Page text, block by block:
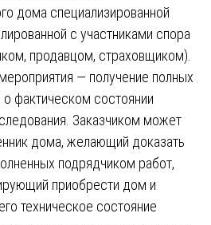
дома специализированной
с участниками спора
продавцом, страховщиком).
— получение полных
фактическом состоянии
Заказчиком может
дома, желающий доказать
подрядчиком работ,
приобрести дом и
техническое состояние